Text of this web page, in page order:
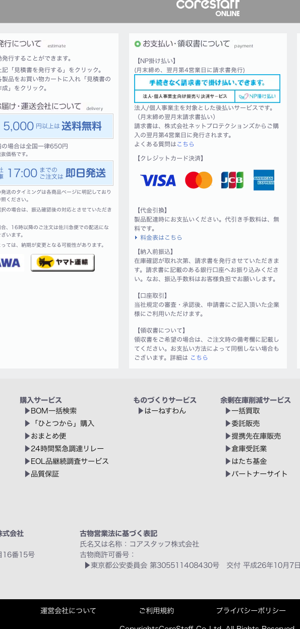
行することができます。
記「見積書を発行する」をクリック。
製品をお買い物カートに入れ「見積書の
成」をクリック。
5,000
場合は全国一律650円
価格です。
17:00
送のタイミングは各商品ページに明記しており
ください。
の場合は、振込確認後の対応とさせていただき
合、16時以降のご注文は佐川急便での配送にな
います。
ては、納期が変更となる可能性があります。
【NP掛け払い】
(月末締め、翌月第4営業日に請求書発行)
法人/個人事業主を対象とした後払いサービスです。
（月末締め翌月末請求書払い）
請求書は、株式会社ネットプロテクションズからご購
入の翌月第4営業日に発行されます。
よくある質問は こちら
【クレジットカード決済】
【代金引換】
製品配達時にお支払いください。代引き手数料は、無
料です。
料金表はこちら
【納入前振込】
在庫確認が取れ次第、請求書を発行させていただきま
す。請求書に記載のある銀行口座へお振り込みくださ
い。なお、振込手数料はお客様負担でお願いします。
【口座取引】
当社規定の審査・承認後、申請書にご記入頂いた企業
様にご利用いただけます。
【領収書について】
領収書をご希望の場合は、ご注文時の備考欄に記載し
てください。お支払い方法によって同梱しない場合も
ございます。詳細は こちら
購入サービス
BOM一括検索
「ひとつから」購入
おまとめ便
24時間緊急調達リレー
EOL品継続調査サービス
品質保証
ものづくりサービス
はーねすわん
余剰在庫削減サービス
一括買取
委託販売
提携先在庫販売
倉庫受託業
はたち基金
パートナーサイト
式会社
16番15号
古物営業法に基づく表記
氏名又は名称：コアスタッフ株式会社
古物商許可番号：
東京都公安委員会 第305511408430号 交付 平成26年10月7日
運営会社について ご利用規約 プライバシーポリシー